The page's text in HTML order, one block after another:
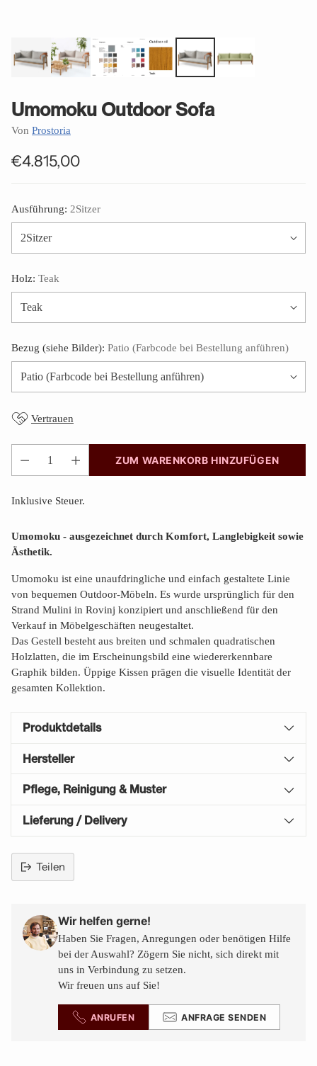
Umomoku Outdoor Sofa
Von Prostoria
Normaler
€4.815,00
Ausführung: 2Sitzer
Holz: Teak
Bezug (siehe Bilder): Patio (Farbcode bei Bestellung anführen)
Vertrauen
Anzahl
ZUM WARENKORB HINZUFÜGEN
Inklusive Steuer.
Umomoku - ausgezeichnet durch Komfort, Langlebigkeit sowie
Ästhetik.
Umomoku ist eine unaufdringliche und einfach gestaltete Linie
von bequemen Outdoor-Möbeln. Es wurde ursprünglich für den
Strand Mulini in Rovinj konzipiert und anschließend für den
Verkauf in Möbelgeschäften neugestaltet.
Das Gestell besteht aus breiten und schmalen quadratischen
Holzlatten, die im Erscheinungsbild eine wiedererkennbare
Graphik bilden. Üppige Kissen prägen die visuelle Identität der
gesamten Kollektion.
Produktdetails
Hersteller
Pflege, Reinigung & Muster
Lieferung / Delivery
Teilen
den
Warenkorb
legen
Wir helfen gerne!
Haben Sie Fragen, Anregungen oder benötigen Hilfe
bei der Auswahl? Zögern Sie nicht, sich direkt mit
uns in Verbindung zu setzen.
Wir freuen uns auf Sie!
ANRUFEN ANFRAGE SENDEN